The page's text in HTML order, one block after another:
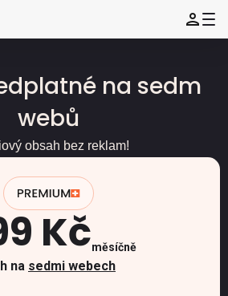
na sedm
webů
obsah bez reklam!
Kčměsíčně
na sedmi webech